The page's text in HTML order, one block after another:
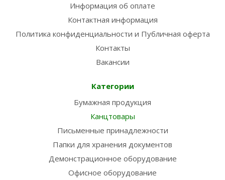
Информация об оплате
Контактная информация
Политика конфиденциальности и Публичная оферта
Контакты
Вакансии
Категории
Бумажная продукция
Канцтовары
Письменные принадлежности
Папки для хранения документов
Демонстрационное оборудование
Офисное оборудование